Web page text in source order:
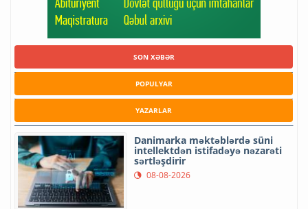
SON XƏBƏR
POPULYAR
YAZARLAR
Danimarka məktəblərdə süni
intellektdən istifadəyə nəzarəti
sərtləşdirir
08-08-2026